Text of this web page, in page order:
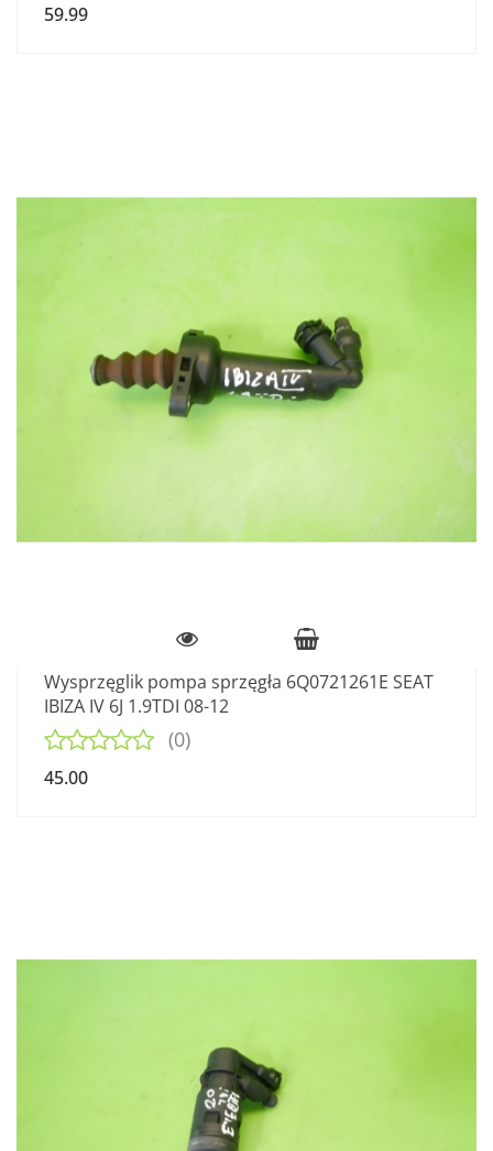
59.99
Wysprzęglik pompa sprzęgła 6Q0721261E SEAT
IBIZA IV 6J 1.9TDI 08-12
(0)
45.00